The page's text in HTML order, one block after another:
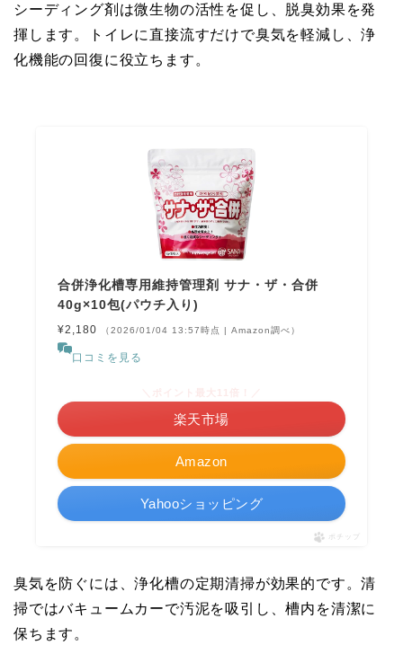
シーディング剤は微生物の活性を促し、脱臭効果を発
揮します。トイレに直接流すだけで臭気を軽減し、浄
化機能の回復に役立ちます。
合併浄化槽専用維持管理剤 サナ・ザ・合併
40g×10包(パウチ入り)
¥2,180 （2026/01/04 13:57時点 | Amazon調べ）
口コミを見る
Amazon
楽天市場
Yahooショッピング
ポチップ
臭気を防ぐには、浄化槽の定期清掃が効果的です。清
掃ではバキュームカーで汚泥を吸引し、槽内を清潔に
保ちます。